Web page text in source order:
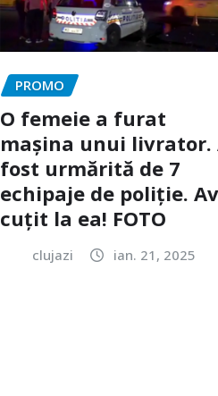
PROMO
O femeie a furat
mașina unui livrator.
fost urmărită de 7
echipaje de poliție.
cuțit la ea! FOTO
clujazi
ian. 21, 2025